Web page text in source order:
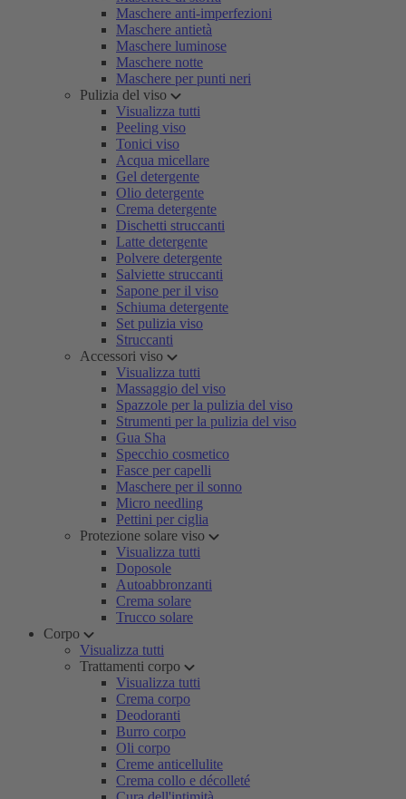
Maschere anti-imperfezioni
Maschere antietà
Maschere luminose
Maschere notte
Maschere per punti neri
Pulizia del viso
Visualizza tutti
Peeling viso
Tonici viso
Acqua micellare
Gel detergente
Olio detergente
Crema detergente
Dischetti struccanti
Latte detergente
Polvere detergente
Salviette struccanti
Sapone per il viso
Schiuma detergente
Set pulizia viso
Struccanti
Accessori viso
Visualizza tutti
Massaggio del viso
Spazzole per la pulizia del viso
Strumenti per la pulizia del viso
Gua Sha
Specchio cosmetico
Fasce per capelli
Maschere per il sonno
Micro needling
Pettini per ciglia
Protezione solare viso
Visualizza tutti
Doposole
Autoabbronzanti
Crema solare
Trucco solare
Corpo
Visualizza tutti
Trattamenti corpo
Visualizza tutti
Crema corpo
Deodoranti
Burro corpo
Oli corpo
Creme anticellulite
Crema collo e décolleté